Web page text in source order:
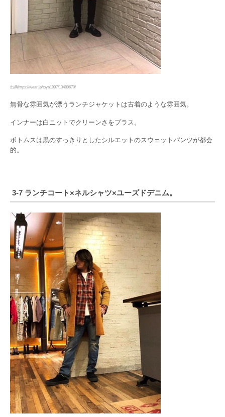
出典https://wear.jp/toya1997/13489670/
無骨な雰囲気が漂うランチジャケットは古着のような雰囲気。
インナーは白ニットでクリーンさをプラス。
ボトムスは黒のすっきりとしたシルエットのスウェットパンツが都会
的。
3-7 ランチコート×ネルシャツ×ユーズドデニム。